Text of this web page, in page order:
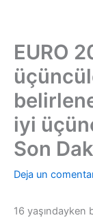
EURO
iyi
Son
Deja un
16 yaşındayken